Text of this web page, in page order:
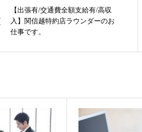
【出張有/交通費全額支給有/高収
入】関信越特約店ラウンダーのお
仕事です。